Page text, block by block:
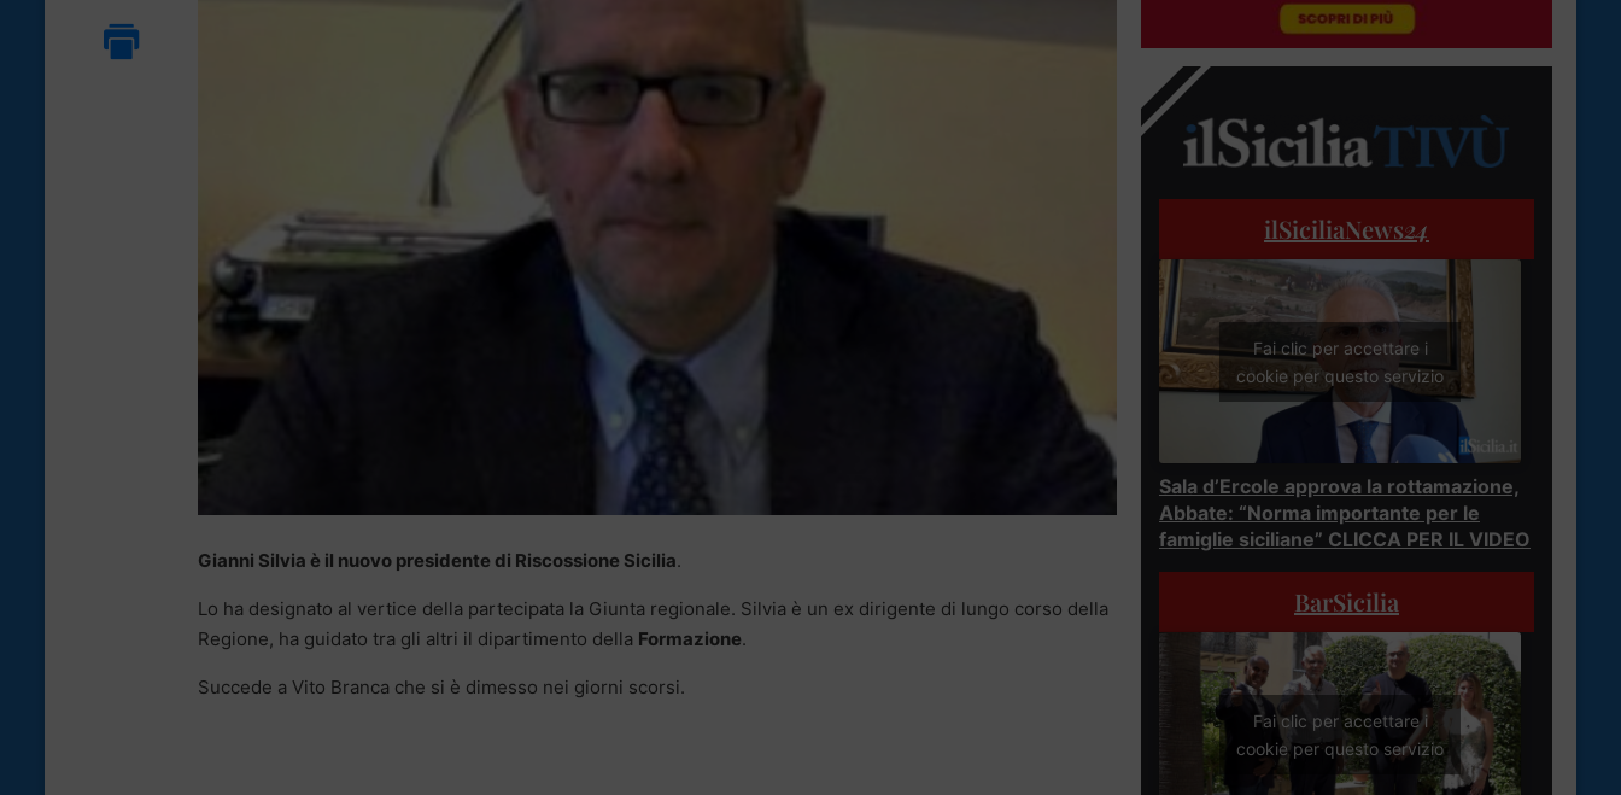
Gianni Silvia è il nuovo presidente di Riscossione Sicilia.
Lo ha designato al vertice della partecipata la Giunta regionale. Silvia è un ex dirigente di lungo corso della
Regione, ha guidato tra gli altri il dipartimento della Formazione.
Succede a Vito Branca che si è dimesso nei giorni scorsi.
ilSiciliaNews24
Fai clic per accettare i
cookie per questo servizio
Sala d’Ercole approva la rottamazione,
Abbate: “Norma importante per le
famiglie siciliane” CLICCA PER IL VIDEO
BarSicilia
Fai clic per accettare i
cookie per questo servizio